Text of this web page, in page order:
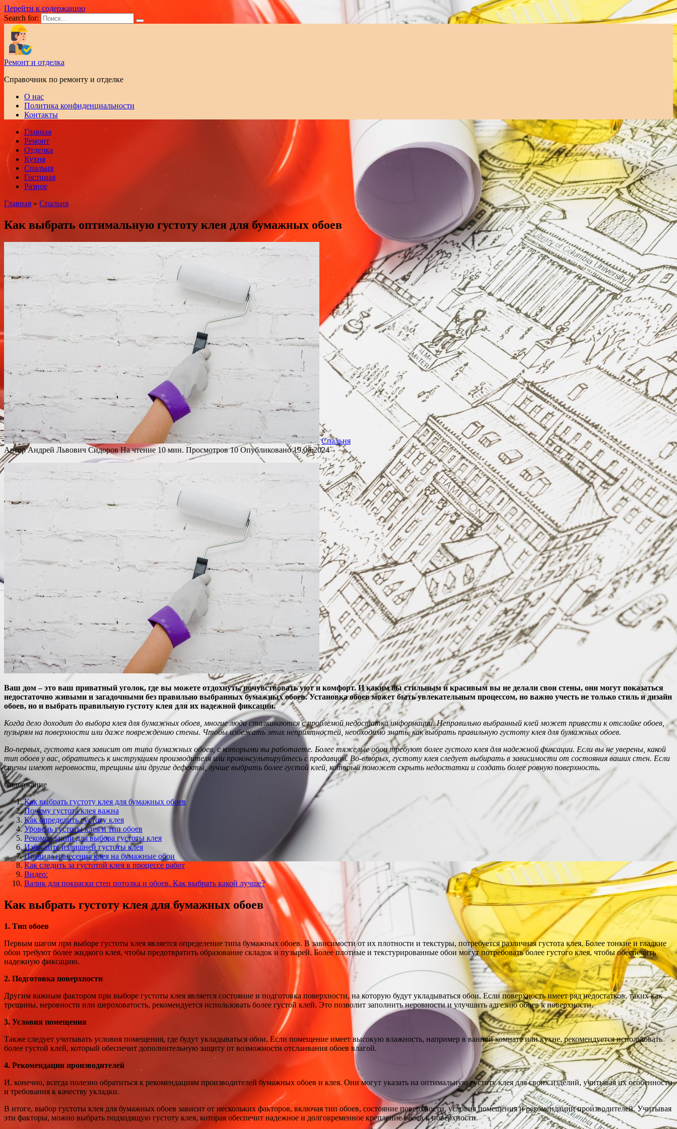
Перейти к содержанию
Search for:
Ремонт и отделка
Справочник по ремонту и отделке
О нас
Политика конфиденциальности
Контакты
Главная
Ремонт
Отделка
Кухня
Спальня
Гостиная
Разное
Главная » Спальня
Как выбрать оптимальную густоту клея для бумажных обоев
Спальня
АвторАндрей Львович Сидоров На чтение 10 мин. Просмотров 10 Опубликовано 19.06.2024
Ваш дом – это ваш приватный уголок, где вы можете отдохнуть, почувствовать уют и комфорт. И каким бы стильным и красивым вы не делали свои стены, они могут показаться
недостаточно живыми и загадочными без правильно выбранных бумажных обоев. Установка обоев может быть увлекательным процессом, но важно учесть не только стиль и дизайн
обоев, но и выбрать правильную густоту клея для их надежной фиксации.
Когда дело доходит до выбора клея для бумажных обоев, многие люди сталкиваются с проблемой недостатка информации. Неправильно выбранный клей может привести к отслойке обоев,
пузырям на поверхности или даже повреждению стены. Чтобы избежать этих неприятностей, необходимо знать, как выбрать правильную густоту клея для бумажных обоев.
Во-первых, густота клея зависит от типа бумажных обоев, с которыми вы работаете. Более тяжелые обои требуют более густого клея для надежной фиксации. Если вы не уверены, какой
тип обоев у вас, обратитесь к инструкциям производителя или проконсультируйтесь с продавцом. Во-вторых, густоту клея следует выбирать в зависимости от состояния ваших стен. Если
стены имеют неровности, трещины или другие дефекты, лучше выбрать более густой клей, который поможет скрыть недостатки и создать более ровную поверхность.
Содержание
Как выбрать густоту клея для бумажных обоев
Почему густота клея важна
Как определить густоту клея
Уровень густоты клея и тип обоев
Рекомендации для выбора густоты клея
Избегайте излишней густоты клея
Правила нанесения клея на бумажные обои
Как следить за густотой клея в процессе работ
Видео:
Валик для покраски стен потолка и обоев. Как выбрать какой лучше?
Как выбрать густоту клея для бумажных обоев
1. Тип обоев
Первым шагом при выборе густоты клея является определение типа бумажных обоев. В зависимости от их плотности и текстуры, потребуется различная густота клея. Более тонкие и гладкие
обои требуют более жидкого клея, чтобы предотвратить образование складок и пузырей. Более плотные и текстурированные обои могут потребовать более густого клея, чтобы обеспечить
надежную фиксацию.
2. Подготовка поверхности
Другим важным фактором при выборе густоты клея является состояние и подготовка поверхности, на которую будут укладываться обои. Если поверхность имеет ряд недостатков, таких как
трещины, неровности или шероховатость, рекомендуется использовать более густой клей. Это позволит заполнить неровности и улучшить адгезию обоев к поверхности.
3. Условия помещения
Также следует учитывать условия помещения, где будут укладываться обои. Если помещение имеет высокую влажность, например в ванной комнате или кухне, рекомендуется использовать
более густой клей, который обеспечит дополнительную защиту от возможности отслаивания обоев влагой.
4. Рекомендации производителей
И, конечно, всегда полезно обратиться к рекомендациям производителей бумажных обоев и клея. Они могут указать на оптимальную густоту клея для своих изделий, учитывая их особенности
и требования к качеству укладки.
В итоге, выбор густоты клея для бумажных обоев зависит от нескольких факторов, включая тип обоев, состояние поверхности, условия помещения и рекомендации производителей. Учитывая
эти факторы, можно выбрать подходящую густоту клея, которая обеспечит надежное и долговременное крепление обоев к поверхности.